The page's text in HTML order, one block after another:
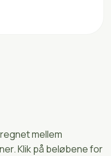
mellem
Klik på beløbene for